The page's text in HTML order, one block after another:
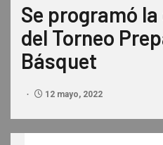
Se programó
del Torneo
Básquet
12 mayo, 2022